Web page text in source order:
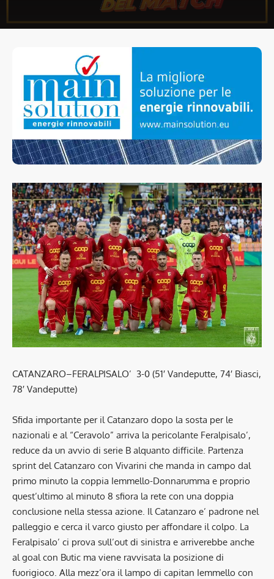
CATANZARO–FERALPISALO’ 3-0 (51′ Vandeputte, 74′ Biasci,
78′ Vandeputte)
Sfida importante per il Catanzaro dopo la sosta per le
nazionali e al “Ceravolo” arriva la pericolante Feralpisalo’,
reduce da un avvio di serie B alquanto difficile. Partenza
sprint del Catanzaro con Vivarini che manda in campo dal
primo minuto la coppia Iemmello-Donnarumma e proprio
quest’ultimo al minuto 8 sfiora la rete con una doppia
conclusione nella stessa azione. Il Catanzaro e’ padrone nel
palleggio e cerca il varco giusto per affondare il colpo. La
Feralpisalo’ ci prova sull’out di sinistra e arriverebbe anche
al goal con Butic ma viene ravvisata la posizione di
fuorigioco. Alla mezz’ora il lampo di capitan Iemmello con